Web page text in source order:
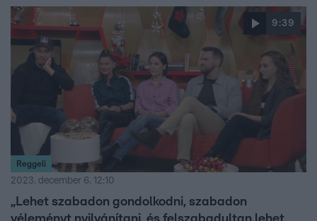
mögötte. Az rtl.hu-nak mesélt arról is, hogy miről
beszéltek Rácz Jenővel a mérkőzés után, mi volt a
stratégiája ellene a szuperdöntőben, és hogy
megmérkőzne-e a nehézsúlyú bajnokkal, Brasch
9:39
Reggeli
2023. december 6. 12:10
„Lehet szabadon gondolkodni, szabadon